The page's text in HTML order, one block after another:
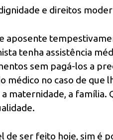
e direitos
aposente
tenha assistência
sem pagá-los a
médico no caso de que
maternidade, a família.
de ser feito hoje, sim é